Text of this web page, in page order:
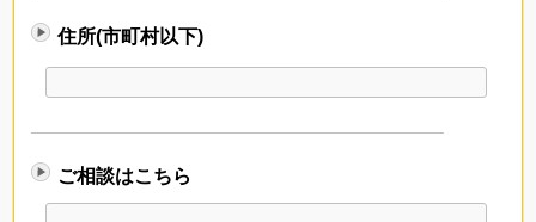
住所(市町村以下)
ご相談はこちら